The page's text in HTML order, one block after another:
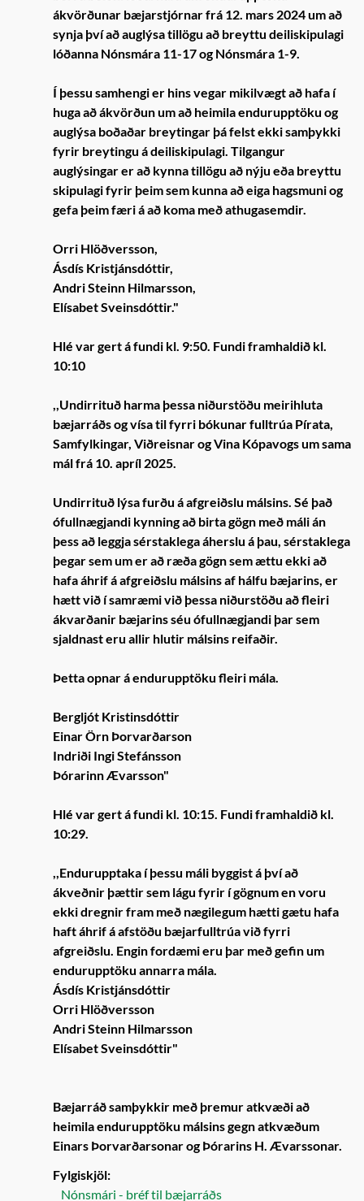
ákvörðunar bæjarstjórnar frá 12. mars 2024 um að
synja því að auglýsa tillögu að breyttu deiliskipulagi
lóðanna Nónsmára 11-17 og Nónsmára 1-9.
Í þessu samhengi er hins vegar mikilvægt að hafa í
huga að ákvörðun um að heimila endurupptöku og
auglýsa boðaðar breytingar þá felst ekki samþykki
fyrir breytingu á deiliskipulagi. Tilgangur
auglýsingar er að kynna tillögu að nýju eða breyttu
skipulagi fyrir þeim sem kunna að eiga hagsmuni og
gefa þeim færi á að koma með athugasemdir.
Orri Hlöðversson,
Ásdís Kristjánsdóttir,
Andri Steinn Hilmarsson,
Elísabet Sveinsdóttir."
Hlé var gert á fundi kl. 9:50. Fundi framhaldið kl.
10:10
,,Undirrituð harma þessa niðurstöðu meirihluta
bæjarráðs og vísa til fyrri bókunar fulltrúa Pírata,
Samfylkingar, Viðreisnar og Vina Kópavogs um sama
mál frá 10. apríl 2025.
Undirrituð lýsa furðu á afgreiðslu málsins. Sé það
ófullnægjandi kynning að birta gögn með máli án
þess að leggja sérstaklega áherslu á þau, sérstaklega
þegar sem um er að ræða gögn sem ættu ekki að
hafa áhrif á afgreiðslu málsins af hálfu bæjarins, er
hætt við í samræmi við þessa niðurstöðu að fleiri
ákvarðanir bæjarins séu ófullnægjandi þar sem
sjaldnast eru allir hlutir málsins reifaðir.
Þetta opnar á endurupptöku fleiri mála.
Bergljót Kristinsdóttir
Einar Örn Þorvarðarson
Indriði Ingi Stefánsson
Þórarinn Ævarsson"
Hlé var gert á fundi kl. 10:15. Fundi framhaldið kl.
10:29.
,,Endurupptaka í þessu máli byggist á því að
ákveðnir þættir sem lágu fyrir í gögnum en voru
ekki dregnir fram með nægilegum hætti gætu hafa
haft áhrif á afstöðu bæjarfulltrúa við fyrri
afgreiðslu. Engin fordæmi eru þar með gefin um
endurupptöku annarra mála.
Ásdís Kristjánsdóttir
Orri Hlöðversson
Andri Steinn Hilmarsson
Elísabet Sveinsdóttir"
Bæjarráð samþykkir með þremur atkvæði að
heimila endurupptöku málsins gegn atkvæðum
Einars Þorvarðarsonar og Þórarins H. Ævarssonar.
Fylgiskjöl:
Nónsmári - bréf til bæjarráðs